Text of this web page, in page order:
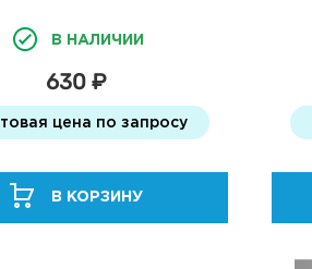
В НАЛИЧИИ
630 ₽
цена по запросу
В КОРЗИНУ